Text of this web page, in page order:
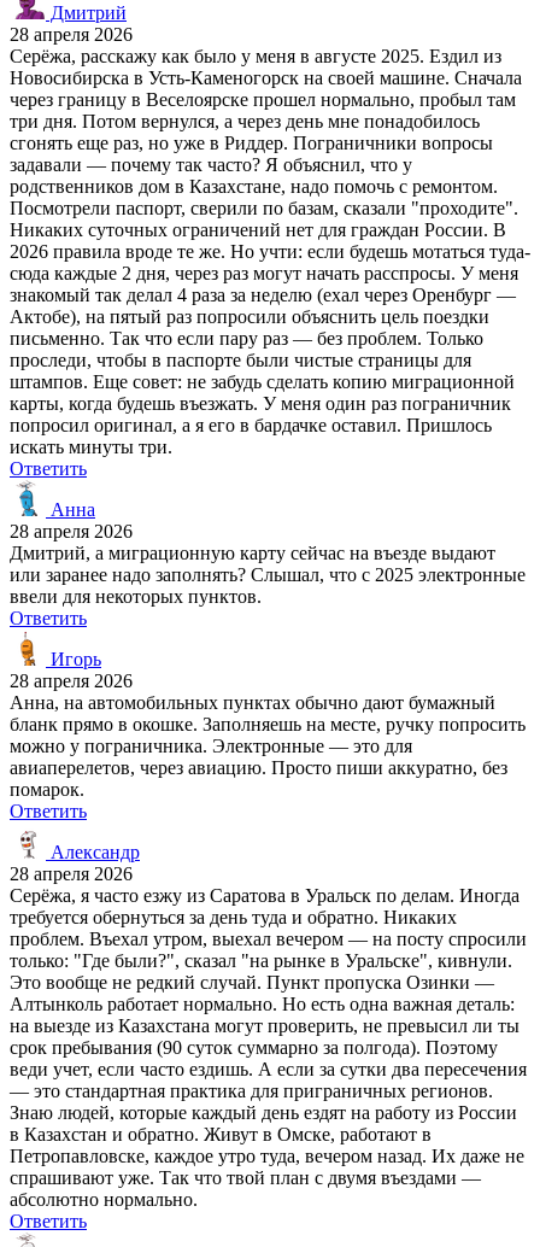
Дмитрий
28 апреля 2026
Серёжа, расскажу как было у меня в августе 2025. Ездил из
Новосибирска в Усть-Каменогорск на своей машине. Сначала
через границу в Веселоярске прошел нормально, пробыл там
три дня. Потом вернулся, а через день мне понадобилось
сгонять еще раз, но уже в Риддер. Пограничники вопросы
задавали — почему так часто? Я объяснил, что у
родственников дом в Казахстане, надо помочь с ремонтом.
Посмотрели паспорт, сверили по базам, сказали "проходите".
Никаких суточных ограничений нет для граждан России. В
2026 правила вроде те же. Но учти: если будешь мотаться туда-
сюда каждые 2 дня, через раз могут начать расспросы. У меня
знакомый так делал 4 раза за неделю (ехал через Оренбург —
Актобе), на пятый раз попросили объяснить цель поездки
письменно. Так что если пару раз — без проблем. Только
проследи, чтобы в паспорте были чистые страницы для
штампов. Еще совет: не забудь сделать копию миграционной
карты, когда будешь въезжать. У меня один раз пограничник
попросил оригинал, а я его в бардачке оставил. Пришлось
искать минуты три.
Ответить
Анна
28 апреля 2026
Дмитрий, а миграционную карту сейчас на въезде выдают
или заранее надо заполнять? Слышал, что с 2025 электронные
ввели для некоторых пунктов.
Ответить
Игорь
28 апреля 2026
Анна, на автомобильных пунктах обычно дают бумажный
бланк прямо в окошке. Заполняешь на месте, ручку попросить
можно у пограничника. Электронные — это для
авиаперелетов, через авиацию. Просто пиши аккуратно, без
помарок.
Ответить
Александр
28 апреля 2026
Серёжа, я часто езжу из Саратова в Уральск по делам. Иногда
требуется обернуться за день туда и обратно. Никаких
проблем. Въехал утром, выехал вечером — на посту спросили
только: "Где были?", сказал "на рынке в Уральске", кивнули.
Это вообще не редкий случай. Пункт пропуска Озинки —
Алтынколь работает нормально. Но есть одна важная деталь:
на выезде из Казахстана могут проверить, не превысил ли ты
срок пребывания (90 суток суммарно за полгода). Поэтому
веди учет, если часто ездишь. А если за сутки два пересечения
— это стандартная практика для приграничных регионов.
Знаю людей, которые каждый день ездят на работу из России
в Казахстан и обратно. Живут в Омске, работают в
Петропавловске, каждое утро туда, вечером назад. Их даже не
спрашивают уже. Так что твой план с двумя въездами —
абсолютно нормально.
Ответить